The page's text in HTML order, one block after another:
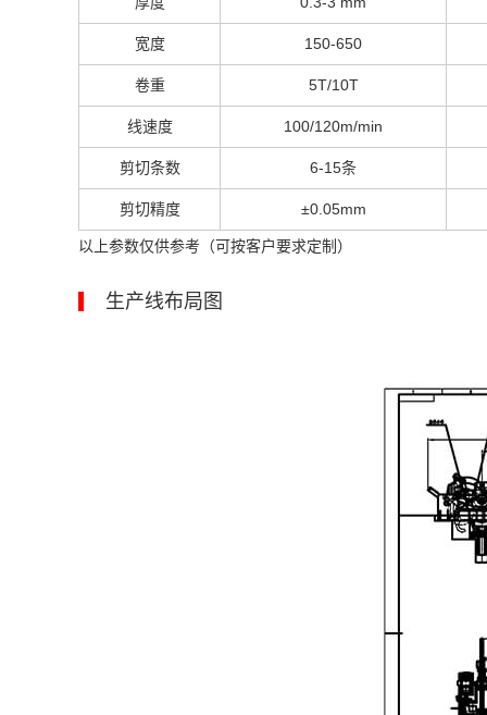
宽度 150-650
卷重 5T/10T
线速度 100/120m/min
剪切条数 6-15条
剪切精度 ±0.05mm
以上参数仅供参考（可按客户要求定制）
生产线布局图